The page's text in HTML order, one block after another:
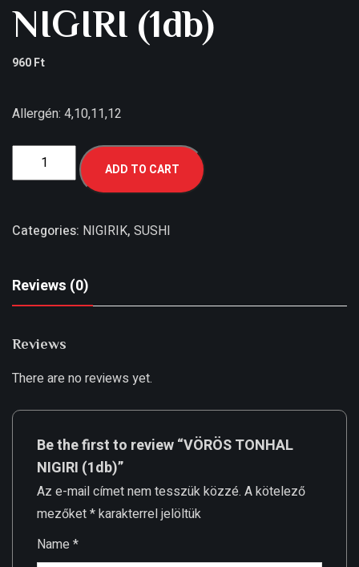
NIGIRI (1db)
960Ft
Allergén: 4,10,11,12
ADD TO CART
Categories: NIGIRIK, SUSHI
Reviews (0)
Reviews
There are no reviews yet.
Be the first to review “VÖRÖS TONHAL
NIGIRI (1db)”
Az e-mail címet nem tesszük közzé. A kötelező
mezőket*karakterrel jelöltük
Name*